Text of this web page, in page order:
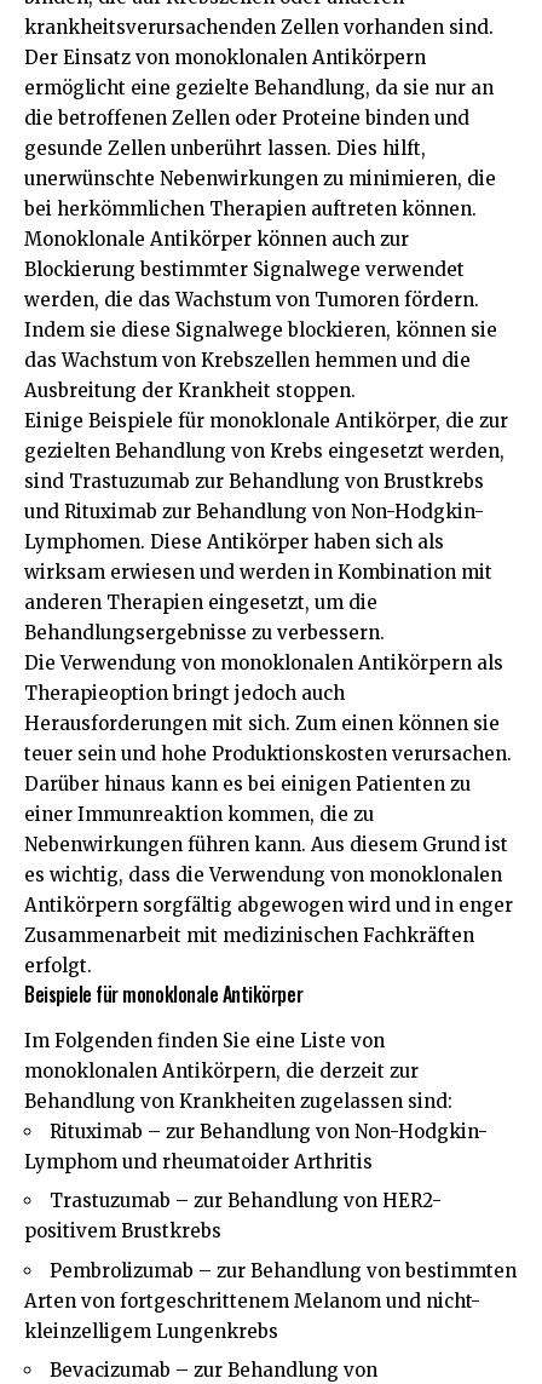
krankheitsverursachenden Zellen vorhanden sind.
Der Einsatz von monoklonalen Antikörpern
ermöglicht eine gezielte Behandlung, da sie nur an
die betroffenen Zellen oder Proteine binden und
gesunde Zellen unberührt lassen. Dies hilft,
unerwünschte Nebenwirkungen zu minimieren, die
bei herkömmlichen Therapien auftreten können.
Monoklonale Antikörper können auch zur
Blockierung bestimmter Signalwege verwendet
werden, die das Wachstum von Tumoren fördern.
Indem sie diese Signalwege blockieren, können sie
das Wachstum von Krebszellen hemmen und die
Ausbreitung der Krankheit stoppen.
Einige Beispiele für monoklonale Antikörper, die zur
gezielten Behandlung von Krebs eingesetzt werden,
sind Trastuzumab zur Behandlung von Brustkrebs
und Rituximab zur Behandlung von Non-Hodgkin-
Lymphomen. Diese Antikörper haben sich als
wirksam erwiesen und werden in Kombination mit
anderen Therapien eingesetzt, um die
Behandlungsergebnisse zu verbessern.
Die Verwendung von monoklonalen Antikörpern als
Therapieoption bringt jedoch auch
Herausforderungen mit sich. Zum einen können sie
teuer sein und hohe Produktionskosten verursachen.
Darüber hinaus kann es bei einigen Patienten zu
einer Immunreaktion kommen, die zu
Nebenwirkungen führen kann. Aus diesem Grund ist
es wichtig, dass die Verwendung von monoklonalen
Antikörpern sorgfältig abgewogen wird und in enger
Zusammenarbeit mit medizinischen Fachkräften
erfolgt.
Beispiele für monoklonale Antikörper
Im Folgenden finden Sie eine Liste von
monoklonalen Antikörpern, die derzeit zur
Behandlung von Krankheiten zugelassen sind:
Rituximab – zur Behandlung von Non-Hodgkin-
Lymphom und rheumatoider Arthritis
Trastuzumab – zur Behandlung von HER2-
positivem Brustkrebs
Pembrolizumab – zur Behandlung von bestimmten
Arten von fortgeschrittenem Melanom und nicht-
kleinzelligem Lungenkrebs
Bevacizumab – zur Behandlung von